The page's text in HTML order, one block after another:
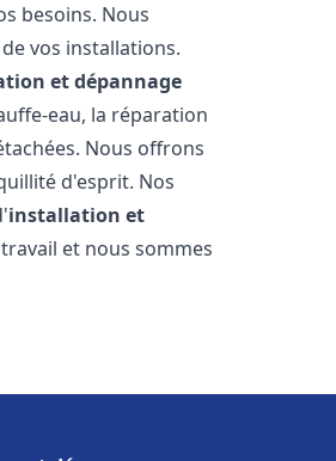
besoins. Nous
vos installations.
et dépannage
eau, la réparation
Nous offrons
d'esprit. Nos
installation et
et nous sommes